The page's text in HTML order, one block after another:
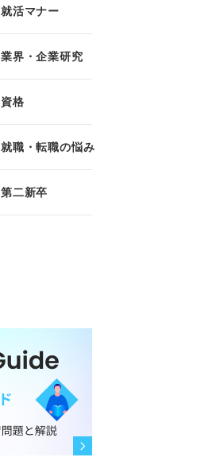
就活マナー
業界・企業研究
資格
就職・転職の悩み
第二新卒